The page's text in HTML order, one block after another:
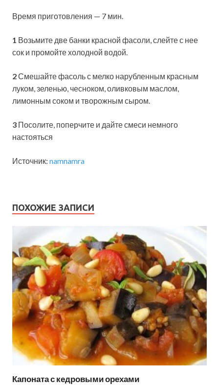
Время приготовления — 7 мин.
1 Возьмите две банки красной фасоли, слейте с нее
сок и промойте холодной водой.
2Смешайте фасоль с мелко нарубленным красным
луком, зеленью, чесноком, оливковым маслом,
лимонным соком и творожным сыром.
3 Посолите, поперчите и дайте смеси немного
настояться
Источник: namnamra
ПОХОЖИЕ ЗАПИСИ
Капоната с кедровыми орехами